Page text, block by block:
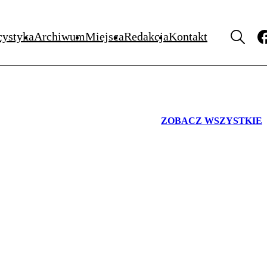
ArchiwumMiejscaRedakcjaKontakt
ZOBACZ WSZYSTKIE